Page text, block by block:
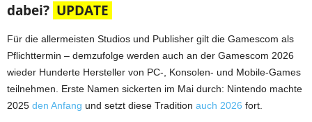
dabei? UPDATE
Für die allermeisten Studios und Publisher gilt die Gamescom als
Pflichttermin – demzufolge werden auch an der Gamescom 2026
wieder Hunderte Hersteller von PC-, Konsolen- und Mobile-Games
teilnehmen. Erste Namen sickerten im Mai durch: Nintendo machte
2025 den Anfang und setzt diese Tradition auch 2026 fort.